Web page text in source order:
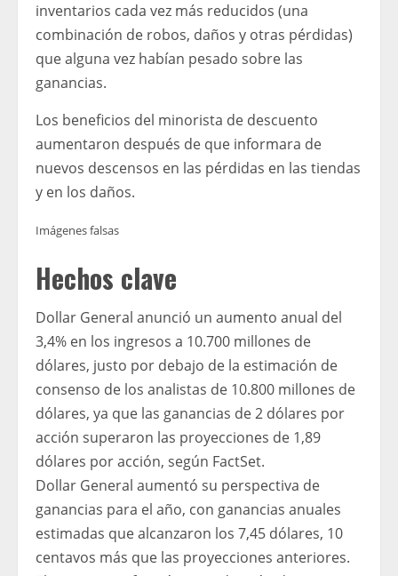
inventarios cada vez más reducidos (una
combinación de robos, daños y otras pérdidas)
que alguna vez habían pesado sobre las
ganancias.
Los beneficios del minorista de descuento
aumentaron después de que informara de
nuevos descensos en las pérdidas en las tiendas
y en los daños.
Imágenes falsas
Hechos clave
Dollar General anunció un aumento anual del
3,4% en los ingresos a 10.700 millones de
dólares, justo por debajo de la estimación de
consenso de los analistas de 10.800 millones de
dólares, ya que las ganancias de 2 dólares por
acción superaron las proyecciones de 1,89
dólares por acción, según FactSet.
Dollar General aumentó su perspectiva de
ganancias para el año, con ganancias anuales
estimadas que alcanzaron los 7,45 dólares, 10
centavos más que las proyecciones anteriores.